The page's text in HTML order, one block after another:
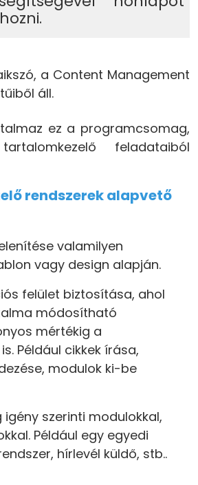
a Content Management
áll.
ez a programcsomag,
feladataiból
rendszerek alapvető
valamilyen
vagy design alapján.
felület biztosítása, ahol
módosítható
mértékig a
Például cikkek írása,
modulok ki-be
szerinti modulokkal,
Például egy egyedi
hírlevél küldő, stb..